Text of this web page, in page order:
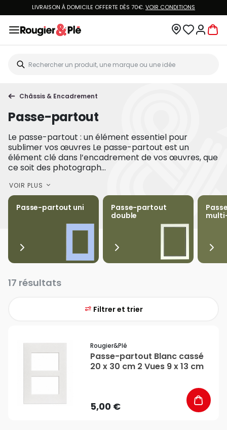
LIVRAISON À DOMICILE OFFERTE DÈS 70€.VOIR CONDITIONS
Châssis & Encadrement
Passe-partout
Le passe-partout : un élément essentiel pour
sublimer vos œuvres Le passe-partout est un
élément clé dans l’encadrement de vos œuvres, que
ce soit des photograph...
VOIR PLUS
Passe-partout uni
Passe-partout
double
17 résultats
Filtrer et trier
Rougier&plé
Passe-partout Blanc cassé
20 x 30 cm 2 Vues 9 x 13 cm
5,00 €